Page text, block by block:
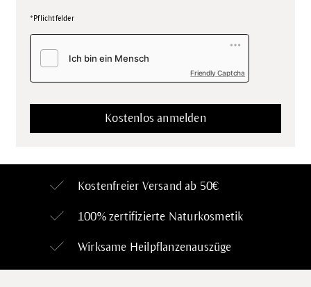
*Pflichtfelder
Friendly Captcha
Kostenfreier Versand ab 50€
100% zertifizierte Naturkosmetik
Wirksame Heilpflanzenauszüge